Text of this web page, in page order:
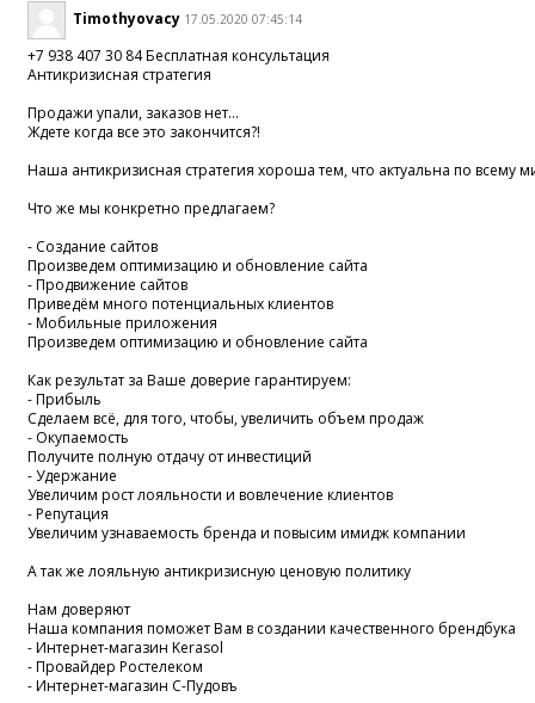
Timothyovacy 17.05.2020 07:45:14
+7 938 407 30 84 Бесплатная консультация
Антикризисная стратегия
Продажи упали, заказов нет...
Ждете когда все это закончится?!
Наша антикризисная стратегия хороша тем, что актуальна по
Что же мы конкретно предлагаем?
- Создание сайтов
Произведем оптимизацию и обновление сайта
- Продвижение сайтов
Приведём много потенциальных клиентов
- Мобильные приложения
Произведем оптимизацию и обновление сайта
Как результат за Ваше доверие гарантируем:
- Прибыль
Сделаем всё, для того, чтобы, увеличить объем продаж
- Окупаемость
Получите полную отдачу от инвестиций
- Удержание
Увеличим рост лояльности и вовлечение клиентов
- Репутация
Увеличим узнаваемость бренда и повысим имидж компании
А так же лояльную антикризисную ценовую политику
Нам доверяют
Наша компания поможет Вам в создании качественного брендбука
- Интернет-магазин Kerasol
- Провайдер Ростелеком
- Интернет-магазин С-Пудовъ